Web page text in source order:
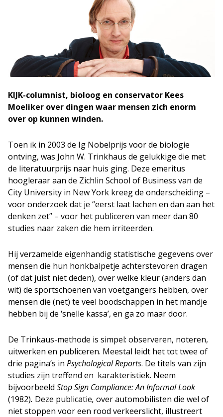
KIJK-columnist, bioloog en conservator Kees
Moeliker over dingen waar mensen zich enorm
over op kunnen winden.
Toen ik in 2003 de Ig Nobelprijs voor de biologie
ontving, was John W. Trinkhaus de gelukkige die met
de literatuurprijs naar huis ging. Deze emeritus
hoogleraar aan de Zichlin School of Business van de
City University in New York kreeg de onderscheiding –
voor onderzoek dat je “eerst laat lachen en dan aan het
denken zet” – voor het publiceren van meer dan 80
studies naar zaken die hem irriteerden.
Hij verzamelde eigenhandig statistische gegevens over
mensen die hun honkbalpetje achterstevoren dragen
(of dat juist niet deden), over welke kleur (anders dan
wit) de sportschoenen van voetgangers hebben, over
mensen die (net) te veel boodschappen in het mandje
hebben bij de ‘snelle kassa’, en ga zo maar door.
De Trinkaus-methode is simpel: observeren, noteren,
uitwerken en publiceren. Meestal leidt het tot twee of
drie pagina’s in Psychological Reports. De titels van zijn
studies zijn treffend en karakteristiek. Neem
bijvoorbeeld Stop Sign Compliance: An Informal Look
(1982). Deze publicatie, over automobilisten die wel of
niet stoppen voor een rood verkeerslicht, illustreert